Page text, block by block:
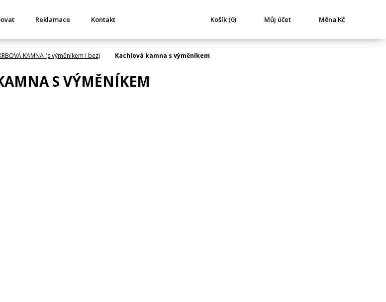
Reklamace Kontakt Košík (0) Můj účet Měna Kč
KAMNA (s výměníkem i bez) Kachlová kamna s výměníkem
S VÝMĚNÍKEM